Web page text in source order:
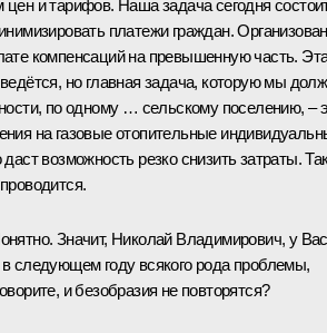
цен и тарифов. Наша задача сегодня
платежи граждан.
компенсаций на превышенную часть.
но главная задача, которую мы
по одному … сельскому поселению, –
на газовые отопительные
возможность резко снизить затраты.
Значит, Николай Владимирович, у Вас
следующем году всякого рода проблемы,
и безобразия не повторятся?